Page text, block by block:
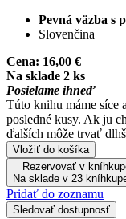
Pevná väzba s
Slovenčina
Cena: 16,00 €
Na sklade 2 ks
Posielame ihneď
Túto knihu máme síce
posledné kusy. Ak ju
ďalších môže trvať
Vložiť do košíka
Rezervovať v
Na sklade v 23
Pridať do zoznamu
Sledovať dostupnosť